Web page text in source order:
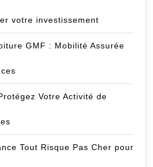
votre investissement
GMF : Mobilité Assurée
Votre Activité de
Tout Risque Pas Cher pour